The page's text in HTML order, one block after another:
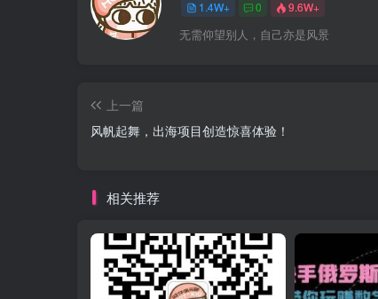
1.4W+ 0 9.6W+
无需仰望别人，自己亦是风景
上一篇
风帆起舞，出海项目创造惊喜体验！
相关推荐